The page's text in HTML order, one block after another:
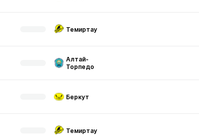
Темиртау
Алтай-
Торпедо
Беркут
Темиртау